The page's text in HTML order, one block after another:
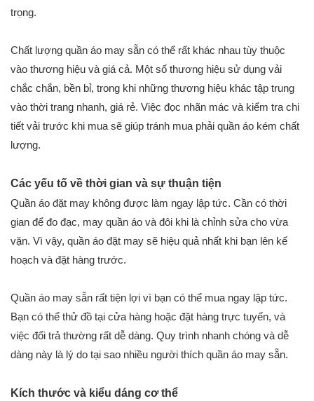
trọng.
Chất lượng quần áo may sẵn có thể rất khác nhau tùy thuộc
vào thương hiệu và giá cả. Một số thương hiệu sử dụng vải
chắc chắn, bền bỉ, trong khi những thương hiệu khác tập trung
vào thời trang nhanh, giá rẻ. Việc đọc nhãn mác và kiểm tra chi
tiết vải trước khi mua sẽ giúp tránh mua phải quần áo kém chất
lượng.
Các yếu tố về thời gian và sự thuận tiện
Quần áo đặt may không được làm ngay lập tức. Cần có thời
gian để đo đạc, may quần áo và đôi khi là chỉnh sửa cho vừa
vặn. Vì vậy, quần áo đặt may sẽ hiệu quả nhất khi bạn lên kế
hoạch và đặt hàng trước.
Quần áo may sẵn rất tiện lợi vì bạn có thể mua ngay lập tức.
Bạn có thể thử đồ tại cửa hàng hoặc đặt hàng trực tuyến, và
việc đổi trả thường rất dễ dàng. Quy trình nhanh chóng và dễ
dàng này là lý do tại sao nhiều người thích quần áo may sẵn.
Kích thước và kiểu dáng cơ thể